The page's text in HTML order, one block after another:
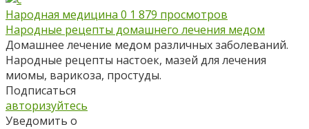
Народная медицина 0 1 879 просмотров
Народные рецепты домашнего лечения медом
Домашнее лечение медом различных заболеваний.
Народные рецепты настоек, мазей для лечения
миомы, варикоза, простуды.
Подписаться
авторизуйтесь
Уведомить о